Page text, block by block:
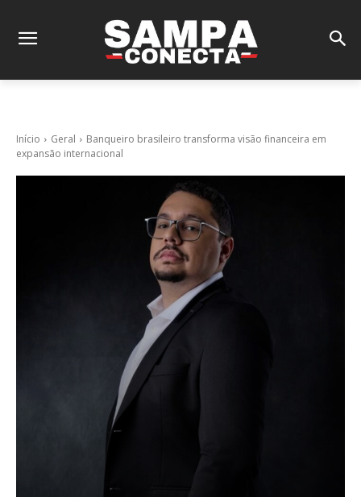
Início Geral
Banqueiro brasileiro transforma visão financeira em
expansão internacional